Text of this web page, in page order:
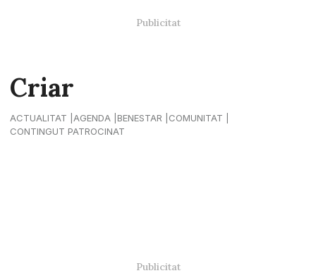
Criar
ACTUALITAT AGENDA BENESTAR
COMUNITAT
CONTINGUT PATROCINAT